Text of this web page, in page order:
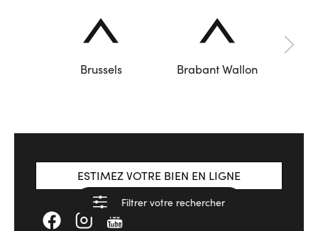
Filtrer votre rechercher
Brussels Brabant Wallon
ESTIMEZ VOTRE BIEN EN LIGNE